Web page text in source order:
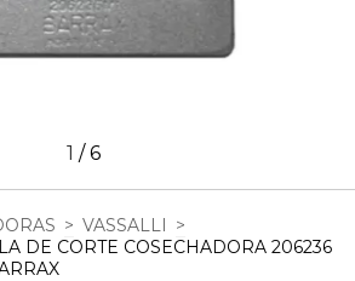
1 /6
> VASSALLI >
DE CORTE COSECHADORA 206236